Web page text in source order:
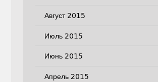
Август 2015
Июль 2015
Июнь 2015
Апрель 2015